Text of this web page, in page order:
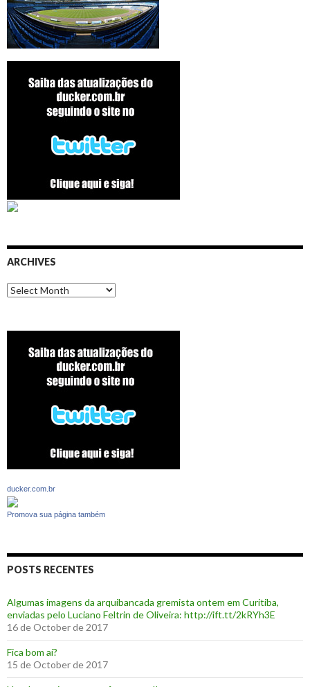
ARCHIVES
Archives
ducker.com.br
Promova sua página também
POSTS RECENTES
Algumas imagens da arquibancada gremista ontem em Curitiba,
enviadas pelo Luciano Feltrin de Oliveira: http://ift.tt/2kRYh3E
16 de October de 2017
‪Fica bom aí?‬
15 de October de 2017